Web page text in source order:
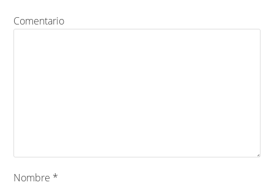
Comentario
Nombre *